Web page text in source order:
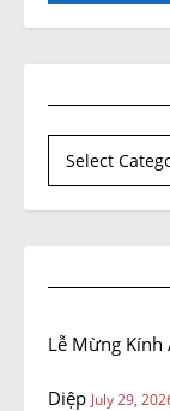
Tác giả
Lễ Mừng Kính
Diệp July 29,